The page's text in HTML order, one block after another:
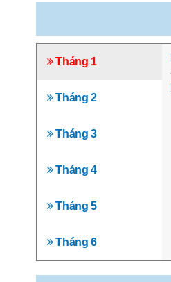
Tháng 1
Tháng 2
Tháng 3
Tháng 4
Tháng 5
Tháng 6